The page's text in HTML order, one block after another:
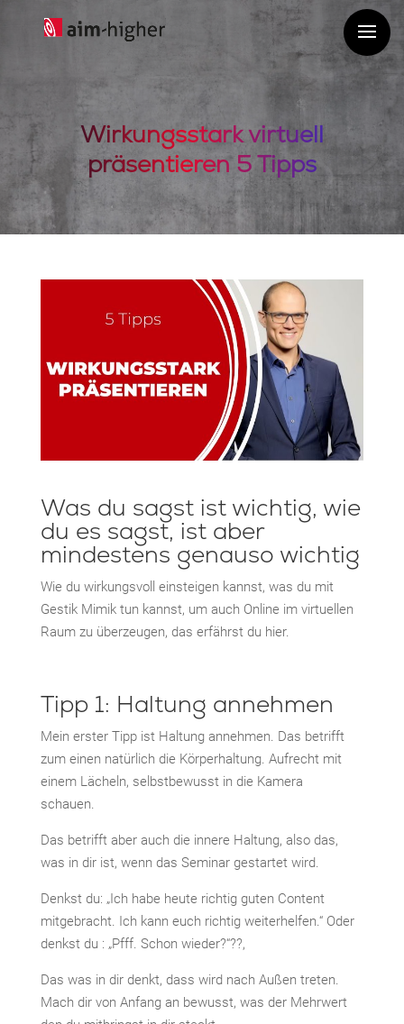
Wirkungsstark virtuell
präsentieren 5 Tipps
Was du sagst ist wichtig, wie
du es sagst, ist aber
mindestens genauso wichtig
Wie du wirkungsvoll einsteigen kannst, was du mit
Gestik Mimik tun kannst, um auch Online im virtuellen
Raum zu überzeugen, das erfährst du hier.
Tipp 1: Haltung annehmen
Mein erster Tipp ist Haltung annehmen. Das betrifft
zum einen natürlich die Körperhaltung. Aufrecht mit
einem Lächeln, selbstbewusst in die Kamera
schauen.
Das betrifft aber auch die innere Haltung, also das,
was in dir ist, wenn das Seminar gestartet wird.
Denkst du: „Ich habe heute richtig guten Content
mitgebracht. Ich kann euch richtig weiterhelfen.“ Oder
denkst du : „Pfff. Schon wieder?“??,
Das was in dir denkt, dass wird nach Außen treten.
Mach dir von Anfang an bewusst, was der Mehrwert